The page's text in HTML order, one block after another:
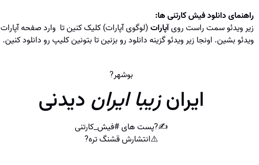
راهنمای دانلود فیش کارتنی ها:
زیر ویدئو سمت راست رویآپارات(لوگوی آپارات) کلیک کنین تا وارد صفحه آپارات
ویدئو بشین. اونجا زیر ویدئو گزینه دانلود رو بزنین تا بتونین کلیپ رو دانلود کنین.
بوشهر?
ایرانزیبا ایران دیدنی
✍?پست های #فیش_کارتنی
⚠️انتشارش قشنگ تره?